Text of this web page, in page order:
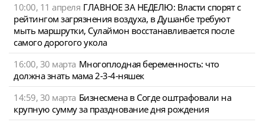
10:00, 11 апреля ГЛАВНОЕ ЗА НЕДЕЛЮ: Власти спорят с
рейтингом загрязнения воздуха, в Душанбе требуют
мыть маршрутки, Сулаймон восстанавливается после
самого дорогого укола
16:00, 30 марта Многоплодная беременность: что
должна знать мама 2-3-4-няшек
14:59, 30 марта Бизнесмена в Согде оштрафовали на
крупную сумму за празднование дня рождения